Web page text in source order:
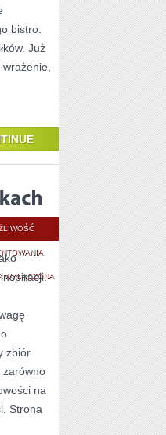
bistro.
Już
PODRÓŻE
PO
POLSKICH
WIOSKACH
WYŁĄCZONA
zbiór
zarówno
na
Strona